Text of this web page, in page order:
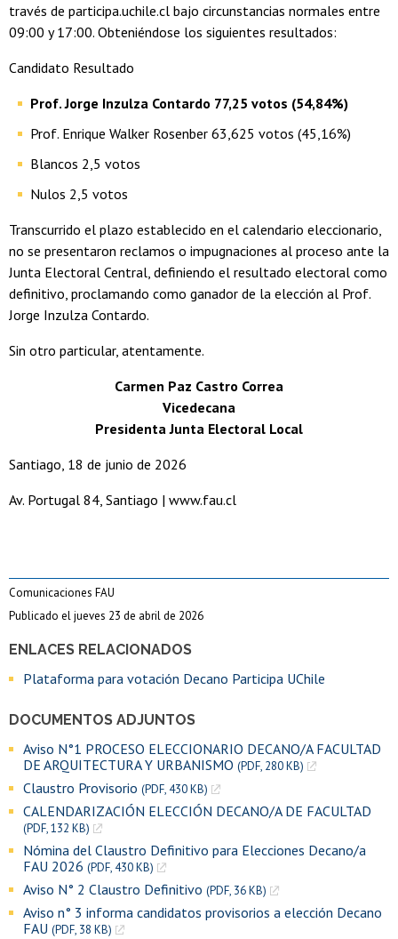
ENLACES RELACIONADOS
Plataforma para votación Decano Participa UChile
DOCUMENTOS ADJUNTOS
Aviso N°1 PROCESO ELECCIONARIO DECANO/A FACULTAD
DE ARQUITECTURA Y URBANISMO (PDF, 280 KB)
Claustro Provisorio (PDF, 430 KB)
CALENDARIZACIÓN ELECCIÓN DECANO/A DE FACULTAD
(PDF, 132 KB)
Nómina del Claustro Definitivo para Elecciones Decano/a
FAU 2026 (PDF, 430 KB)
Aviso N° 2 Claustro Definitivo (PDF, 36 KB)
Aviso n° 3 informa candidatos provisorios a elección Decano
FAU (PDF, 38 KB)
través de participa.uchile.cl bajo circunstancias normales entre
09:00 y 17:00. Obteniéndose los siguientes resultados:
Candidato Resultado
Prof. Jorge Inzulza Contardo 77,25 votos (54,84%)
Prof. Enrique Walker Rosenber 63,625 votos (45,16%)
Blancos 2,5 votos
Nulos 2,5 votos
Transcurrido el plazo establecido en el calendario eleccionario,
no se presentaron reclamos o impugnaciones al proceso ante la
Junta Electoral Central, definiendo el resultado electoral como
definitivo, proclamando como ganador de la elección al Prof.
Jorge Inzulza Contardo.
Sin otro particular, atentamente.
Carmen Paz Castro Correa
Vicedecana
Presidenta Junta Electoral Local
Santiago, 18 de junio de 2026
Av. Portugal 84, Santiago | www.fau.cl
Comunicaciones FAU
Publicado el jueves 23 de abril de 2026